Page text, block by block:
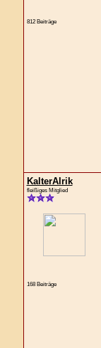
812 Beiträge
KalterAlrik
fleißiges Mitglied
168 Beiträge